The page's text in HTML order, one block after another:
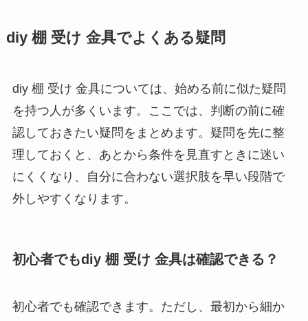
diy 棚 受け 金具でよくある疑問
diy 棚 受け 金具については、始める前に似た疑問
を持つ人が多くいます。ここでは、判断の前に確
認しておきたい疑問をまとめます。疑問を先に整
理しておくと、あとから条件を見直すときに迷い
にくくなり、自分に合わない選択肢を早い段階で
外しやすくなります。
初心者でもdiy 棚 受け 金具は確認できる？
初心者でも確認できます。ただし、最初から細か